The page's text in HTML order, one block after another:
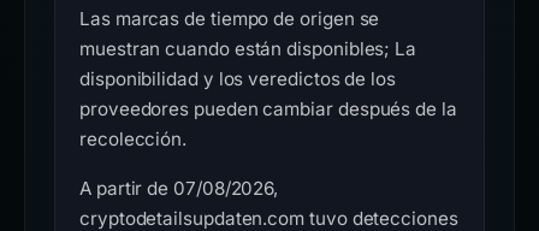
Las marcas de tiempo de origen se
muestran cuando están disponibles; La
disponibilidad y los veredictos de los
proveedores pueden cambiar después de la
recolección.
A partir de 07/08/2026,
cryptodetailsupdaten.com tuvo detecciones